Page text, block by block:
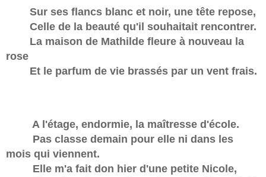
Sur ses flancs blanc et noir, une tête repose,
Celle de la beauté qu'il souhaitait rencontrer.
La maison de Mathilde fleure à nouveau la
rose
Et le parfum de vie brassés par un vent frais.
A l'étage, endormie, la maîtresse d'école.
Pas classe demain pour elle ni dans les
mois qui viennent.
Elle m'a fait don hier d'une petite Nicole,